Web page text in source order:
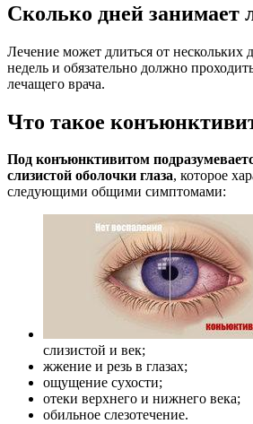
Сколько дней занимает
Лечение может длиться от нескольких
недель и обязательно должно
лечащего врача.
Что такое
Под конъюнктивитом
слизистой оболочки глаза, которое
следующими общими симптомами:
слизистой и век;
жжение и резь в глазах;
ощущение сухости;
отеки верхнего и нижнего века;
обильное слезотечение.